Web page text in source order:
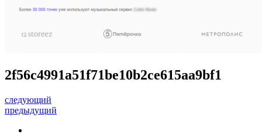
2f56c4991a51f71be10b2ce615aa9bf1
следующий
предыдущий